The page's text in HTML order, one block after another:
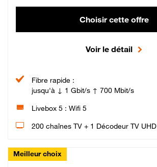
Choisir cette offre
Voir le détail
Fibre rapide :
jusqu'à ↓ 1 Gbit/s ↑ 700 Mbit/s
Livebox 5 : Wifi 5
200 chaînes TV + 1 Décodeur TV UHD
Meilleur choix